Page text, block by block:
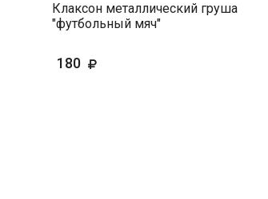
Клаксон металлический груша
"футбольный мяч"
180